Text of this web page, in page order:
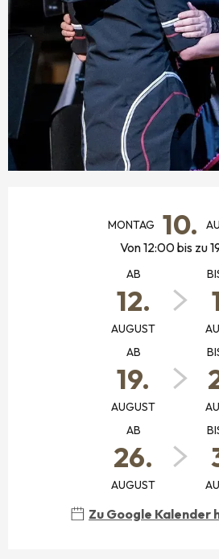
MONTAG 10.
Von 12:00 bis zu
AB
12.
AUGUST
AB
19.
AUGUST
AB
26.
AUGUST
Zu Google Kalender